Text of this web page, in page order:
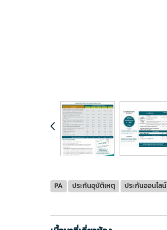
PA ประกันอุบัติเหตุ ประกันออนไลน์